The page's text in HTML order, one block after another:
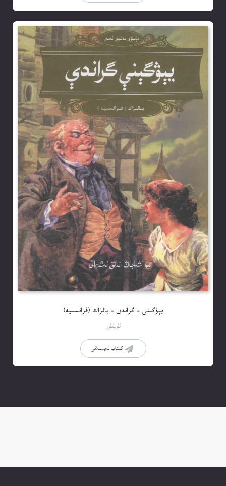
يېۋگىنى – گراندى – بالزاك (فرانسىيە)
ئۇيغۇر
كىتاب تەپسىلاتى